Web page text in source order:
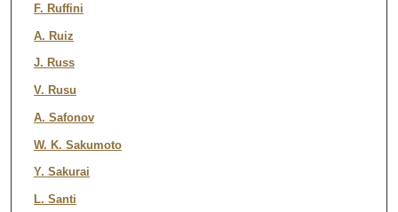
F. Ruffini
A. Ruiz
J. Russ
V. Rusu
A. Safonov
W. K. Sakumoto
Y. Sakurai
L. Santi